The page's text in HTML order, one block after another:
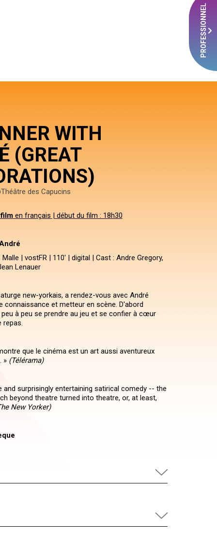
PROFESSIONNEL
WITH
(GREAT
des Capucins
en français | début du film : 18h30
| vostFR | 110' | digital | Cast : Andre Gregory,
Lenauer
new-yorkais, a rendez-vous avec André
connaissance et metteur en scène. D'abord
peu à peu se prendre au jeu et se confier à cœur
repas.
que le cinéma est un art aussi aventureux
» (Télérama)
and surprisingly entertaining satirical comedy -- the
beyond theatre turned into theatre, or, at least,
New Yorker)